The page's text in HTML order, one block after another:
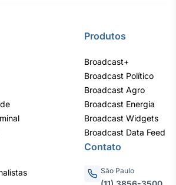
Produtos
Broadcast+
Broadcast Político
Broadcast Agro
Broadcast Energia
Broadcast Widgets
Broadcast Data Feed
Contato
São Paulo